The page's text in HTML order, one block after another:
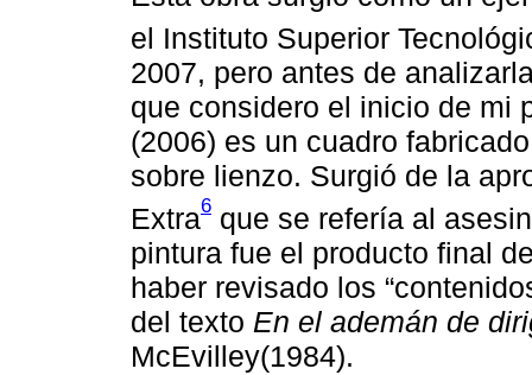
el Instituto Superior
2007, pero antes de
que considero el inicio de mi
(2006) es un cuadro
sobre lienzo. Surgió de la
Extra6 que se refería al
pintura fue el producto final
haber revisado los
del texto En el ademán de
McEvilley(1984).